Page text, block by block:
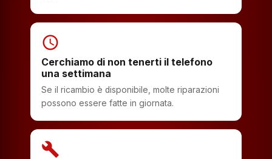
schedule
Cerchiamo di non tenerti il telefono
una settimana
Se il ricambio è disponibile, molte riparazioni
possono essere fatte in giornata.
build